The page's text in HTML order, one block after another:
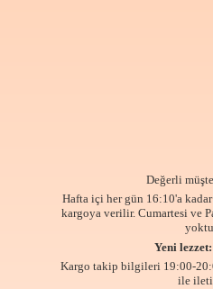
Değerli
Hafta içi her gün 16:10'a
kargoya verilir. Cumartesi ve
Yeni
Kargo takip bilgileri 19:00-
ile